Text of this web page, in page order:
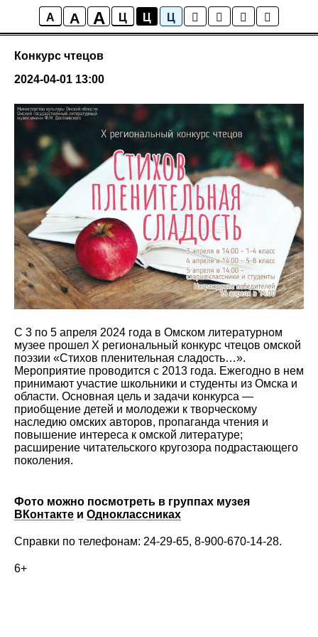
A A A Ц Ц Ц
События
Конкурс чтецов
2024-04-01 13:00
С 3 по 5 апреля 2024 года в Омском литературном
музее прошел Х региональный конкурс чтецов омской
поэзии «Стихов пленительная сладость…».
Мероприятие проводится с 2013 года. Ежегодно в нем
принимают участие школьники и студенты из Омска и
области. Основная цель и задачи конкурса —
приобщение детей и молодежи к творческому
наследию омских авторов, пропаганда чтения и
повышение интереса к омской литературе;
расширение читательского кругозора подрастающего
поколения.
Фото можно посмотреть в группах музея
ВКонтакте и Одноклассниках
Справки по телефонам: 24-29-65, 8-900-670-14-28.
6+